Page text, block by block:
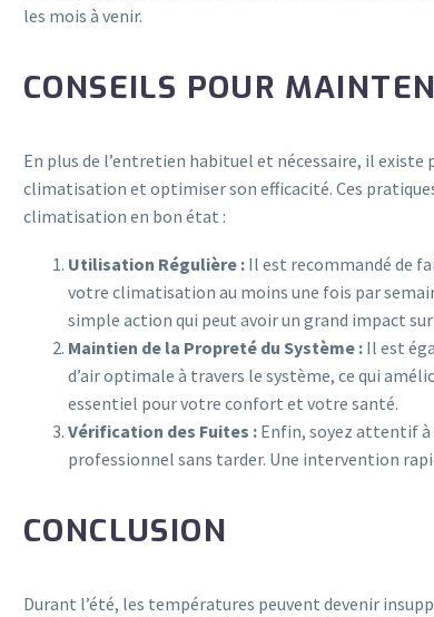
les mois à venir.
CONSEILS POUR
En plus de l’entretien habituel et nécessaire, il existe
climatisation et optimiser son efficacité. Ces
climatisation en bon état :
Utilisation Régulière : Il est recommandé de
votre climatisation au moins une fois par
simple action qui peut avoir un grand impact
Maintien de la Propreté du Système : Il est
d’air optimale à travers le système, ce qui
essentiel pour votre confort et votre santé.
Vérification des Fuites : Enfin, soyez attentif à
professionnel sans tarder. Une intervention
CONCLUSION
Durant l’été, les températures peuvent devenir